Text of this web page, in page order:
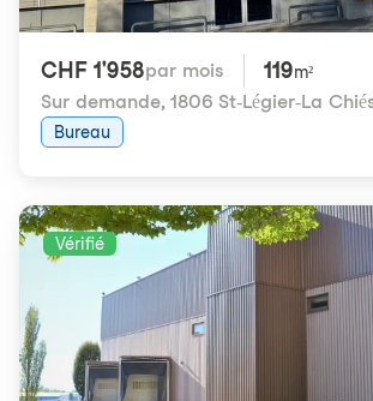
CHF 1'958par mois 119m²
Sur demande, 1806 St-Légier-La
Bureau
Vérifié